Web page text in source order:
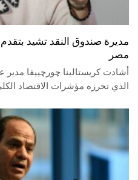
مديرة صندوق النقد تشيد
مصر
أشادت كريستالينا چورچييفا مدير
الذي تحرزه مؤشرات الاقتصاد